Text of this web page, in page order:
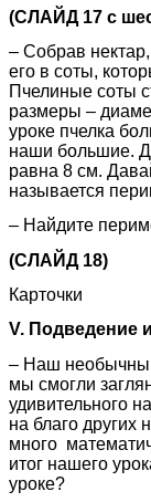
(СЛАЙД 17 с
– Собрав
его в соты,
Пчелиные соты
размеры –
уроке пчелка
наши большие.
равна 8 см.
называется
– Найдите
(СЛАЙД 18)
Карточки
V. Подведение
– Наш необычный
мы смогли
удивительного
на благо других
много
итог нашего
уроке?